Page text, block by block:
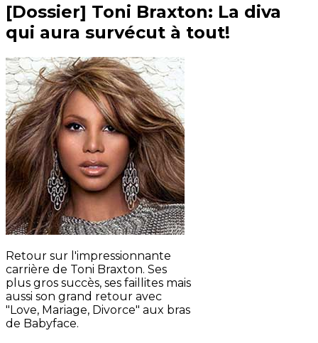
[Dossier] Toni Braxton: La diva
qui aura survécut à tout!
Retour sur l'impressionnante
carrière de Toni Braxton. Ses
plus gros succès, ses faillites mais
aussi son grand retour avec
"Love, Mariage, Divorce" aux bras
de Babyface.